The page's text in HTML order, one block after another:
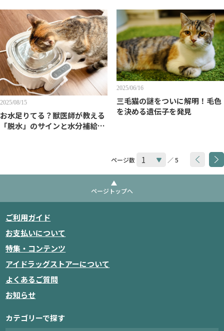
2025/08/15
お水足りてる？獣医師が教える
「脱水」のサインと水分補給の
2025/06/16
三毛猫の謎をついに解明！毛色
を決める遺伝子を発見
ページ数 ／ 5
ページトップへ
ご利用ガイド
お支払いについて
特集・コンテンツ
アイドラッグストアーについて
よくあるご質問
お知らせ
カテゴリーで探す